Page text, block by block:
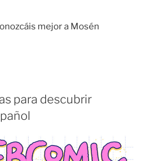
mejor a Mosén
para descubrir